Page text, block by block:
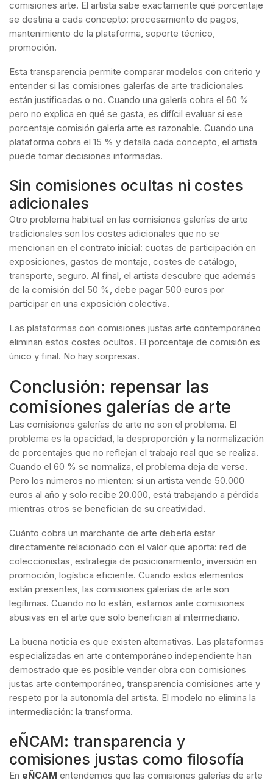
comisiones arte. El artista sabe exactamente qué porcentaje
se destina a cada concepto: procesamiento de pagos,
mantenimiento de la plataforma, soporte técnico,
promoción.
Esta transparencia permite comparar modelos con criterio y
entender si las comisiones galerías de arte tradicionales
están justificadas o no. Cuando una galería cobra el 60 %
pero no explica en qué se gasta, es difícil evaluar si ese
porcentaje comisión galería arte es razonable. Cuando una
plataforma cobra el 15 % y detalla cada concepto, el artista
puede tomar decisiones informadas.
Sin comisiones ocultas ni costes
adicionales
Otro problema habitual en las comisiones galerías de arte
tradicionales son los costes adicionales que no se
mencionan en el contrato inicial: cuotas de participación en
exposiciones, gastos de montaje, costes de catálogo,
transporte, seguro. Al final, el artista descubre que además
de la comisión del 50 %, debe pagar 500 euros por
participar en una exposición colectiva.
Las plataformas con comisiones justas arte contemporáneo
eliminan estos costes ocultos. El porcentaje de comisión es
único y final. No hay sorpresas.
Conclusión: repensar las
comisiones galerías de arte
Las comisiones galerías de arte no son el problema. El
problema es la opacidad, la desproporción y la normalización
de porcentajes que no reflejan el trabajo real que se realiza.
Cuando el 60 % se normaliza, el problema deja de verse.
Pero los números no mienten: si un artista vende 50.000
euros al año y solo recibe 20.000, está trabajando a pérdida
mientras otros se benefician de su creatividad.
Cuánto cobra un marchante de arte debería estar
directamente relacionado con el valor que aporta: red de
coleccionistas, estrategia de posicionamiento, inversión en
promoción, logística eficiente. Cuando estos elementos
están presentes, las comisiones galerías de arte son
legítimas. Cuando no lo están, estamos ante comisiones
abusivas en el arte que solo benefician al intermediario.
La buena noticia es que existen alternativas. Las plataformas
especializadas en arte contemporáneo independiente han
demostrado que es posible vender obra con comisiones
justas arte contemporáneo, transparencia comisiones arte y
respeto por la autonomía del artista. El modelo no elimina la
intermediación: la transforma.
eÑCAM: transparencia y
comisiones justas como filosofía
En eÑCAM entendemos que las comisiones galerías de arte